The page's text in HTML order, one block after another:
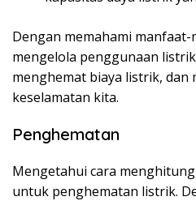
Dengan memahami
mengelola penggunaan
menghemat biaya listrik, dan
keselamatan kita.
Penghematan
Mengetahui cara
untuk penghematan listrik.